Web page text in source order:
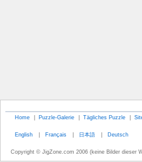
Home | Puzzle-Galerie | Tägliches Puzzle |
English | Français | 日本語 | Deutsch
Copyright © JigZone.com 2006 (keine Bilder dieser